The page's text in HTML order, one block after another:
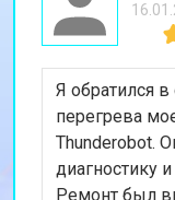
Я обратился
перегрева
Thunderobot.
диагностику
Ремонт был